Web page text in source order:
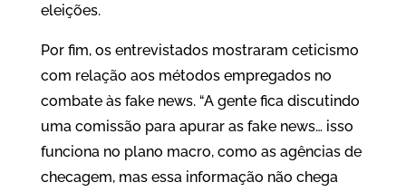
eleições.
Por fim, os entrevistados mostraram ceticismo
com relação aos métodos empregados no
combate às fake news. “A gente fica discutindo
uma comissão para apurar as fake news… isso
funciona no plano macro, como as agências de
checagem, mas essa informação não chega